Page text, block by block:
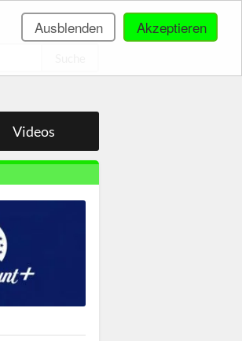
Akzeptieren
Ausblenden
Videos